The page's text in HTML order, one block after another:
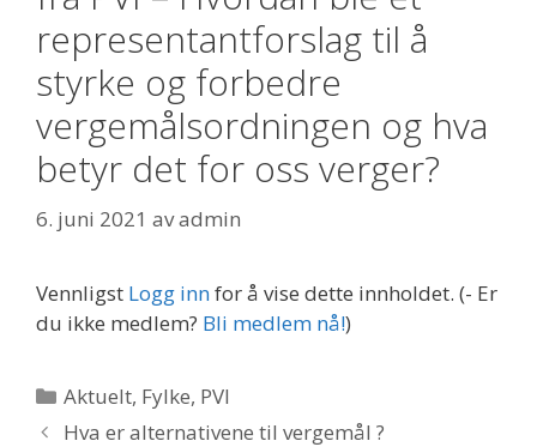
representantforslag til å
styrke og forbedre
vergemålsordningen og hva
betyr det for oss verger?
6. juni 2021 avadmin
Vennligst Logg innfor å vise dette innholdet. (- Er
du ikke medlem? Bli medlem nå!)
Kategorier
Aktuelt, Fylke, PVI
Hva er alternativene til vergemål ?